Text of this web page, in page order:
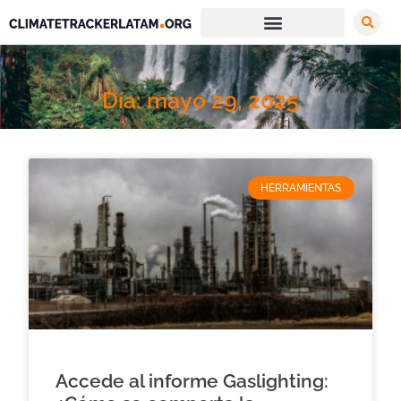
Día: mayo 29, 2025
HERRAMIENTAS
Accede al informe Gaslighting: